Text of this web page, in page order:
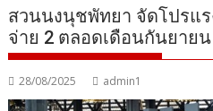
สวนนงนุชพัทยา จัดโปรแร
จ่าย 2 ตลอดเดือนกันยายน
28/08/2025 admin1